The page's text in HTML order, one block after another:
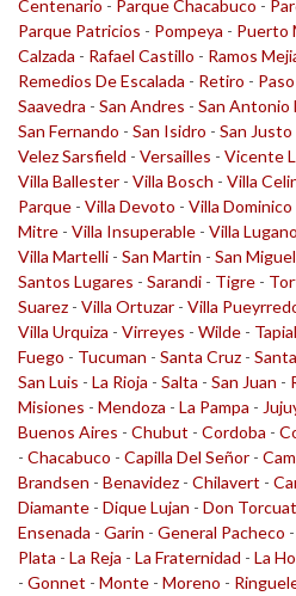
Centenario - Parque Chacabuco -
Parque Patricios - Pompeya - Puerto
Calzada - Rafael Castillo - Ramos
Remedios De Escalada - Retiro -
Saavedra - San Andres - San Antonio
San Fernando - San Isidro - San Justo
Velez Sarsfield - Versailles - Vicente
Villa Ballester - Villa Bosch - Villa
Parque - Villa Devoto - Villa Dominico
Mitre - Villa Insuperable - Villa Lugano
Villa Martelli - San Martin - San Miguel
Santos Lugares - Sarandi - Tigre -
Suarez - Villa Ortuzar - Villa
Villa Urquiza - Virreyes - Wilde -
Fuego - Tucuman - Santa Cruz -
San Luis - La Rioja - Salta - San Juan -
Misiones - Mendoza - La Pampa -
Buenos Aires - Chubut - Cordoba -
- Chacabuco - Capilla Del Señor -
Brandsen - Benavidez - Chilavert -
Diamante - Dique Lujan - Don
Ensenada - Garin - General Pacheco -
Plata - La Reja - La Fraternidad - La
- Gonnet - Monte - Moreno -